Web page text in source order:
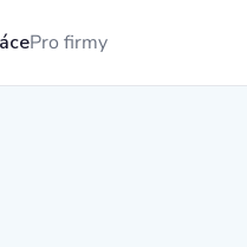
Pro firmy